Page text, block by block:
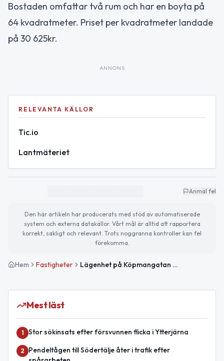
Bostaden omfattar två rum och har en boyta på
64 kvadratmeter. Priset per kvadratmeter landade
på 30 625kr.
ANNONS
RELEVANTA KÄLLOR
Tic.io
Lantmäteriet
Anmäl fel
Den här artikeln har producerats med stöd av automatiserade
system och externa datakällor. Vårt mål är alltid att rapportera
korrekt, sakligt och relevant. Trots noggranna kontroller kan fel
förekomma.
Hem Fastigheter Lägenhet på Köpmangatan 5 i Södertälje såld för 1 960 000kr
Mest läst
1 Stor sökinsats efter försvunnen flicka i Ytterjärna
2
Pendeltågen till Södertälje åter i trafik efter